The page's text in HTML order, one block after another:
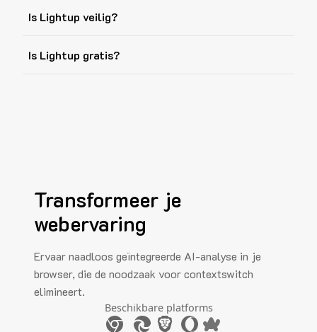
Is Lightup veilig?
Is Lightup gratis?
Transformeer je
webervaring
Ervaar naadloos geïntegreerde AI-analyse in je
browser, die de noodzaak voor contextswitch
elimineert.
Beschikbare platforms